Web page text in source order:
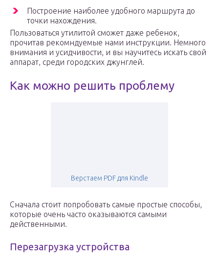
Построение наиболее удобного маршрута до
точки нахождения.
Пользоваться утилитой сможет даже ребенок,
прочитав рекомндуемые нами инструкции. Немного
внимания и усидчивости, и вы научитесь искать свой
аппарат, среди городских джунглей.
Как можно решить проблему
Верстаем PDF для Kindle
Сначала стоит попробовать самые простые способы,
которые очень часто оказываются самыми
действенными.
Перезагрузка устройства